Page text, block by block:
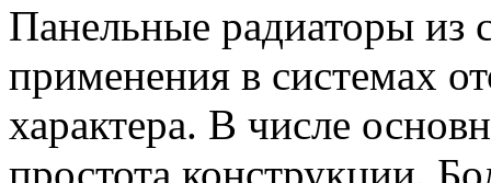
Панельные радиаторы из
применения в системах
характера. В числе
простота конструкции.